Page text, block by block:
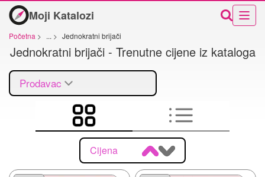
Moji Katalozi
Početna > ... > Jednokratni brijači
Jednokratni brijači - Trenutne cijene iz kataloga
Prodavac
Cijena